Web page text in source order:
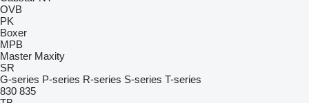
OVB
PK
Boxer
MPB
Master Maxity
SR
G-series P-series R-series S-series T-series
830 835